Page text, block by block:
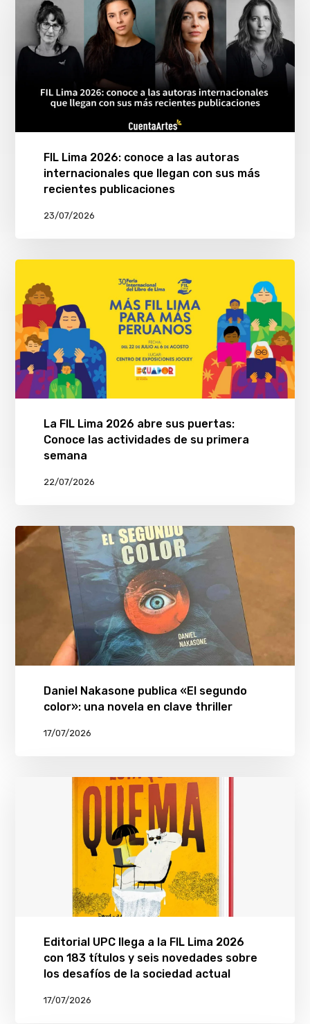
FIL Lima 2026: conoce a las autoras
internacionales que llegan con sus más
recientes publicaciones
23/07/2026
La FIL Lima 2026 abre sus puertas:
Conoce las actividades de su primera
semana
22/07/2026
Daniel Nakasone publica «El segundo
color»: una novela en clave thriller
17/07/2026
Editorial UPC llega a la FIL Lima 2026
con 183 títulos y seis novedades sobre
los desafíos de la sociedad actual
17/07/2026